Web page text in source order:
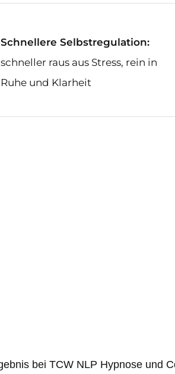
Schnellere Selbstregulation:
schneller raus aus Stress, rein in
Ruhe und Klarheit